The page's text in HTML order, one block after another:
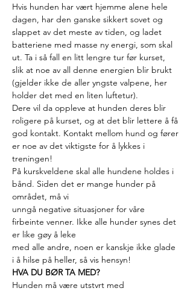
Hvis hunden har vært hjemme alene hele
dagen, har den ganske sikkert sovet og
slappet av det meste av tiden, og ladet
batteriene med masse ny energi, som skal
ut. Ta i så fall en litt lengre tur før kurset,
slik at noe av all denne energien blir brukt
(gjelder ikke de aller yngste valpene, her
holder det med en liten luftetur).
Dere vil da oppleve at hunden deres blir
roligere på kurset, og at det blir lettere å få
god kontakt. Kontakt mellom hund og fører
er noe av det viktigste for å lykkes i
treningen!
På kurskveldene skal alle hundene holdes i
bånd. Siden det er mange hunder på
området, må vi
unngå negative situasjoner for våre
firbeinte venner. Ikke alle hunder synes det
er like gøy å leke
med alle andre, noen er kanskje ikke glade
i å hilse på heller, så vis hensyn!
HVA DU BØR TA MED?
Hunden må være utstyrt med